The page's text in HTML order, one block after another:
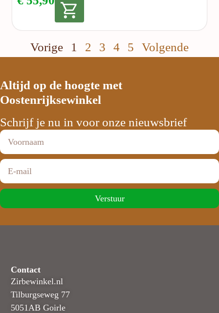
Vorige 1 2 3 4 5 Volgende
Altijd op de hoogte met
Oostenrijksewinkel
Schrijf je nu in voor onze nieuwsbrief
Verstuur
Contact
Zirbewinkel.nl
Tilburgseweg 77
5051AB Goirle